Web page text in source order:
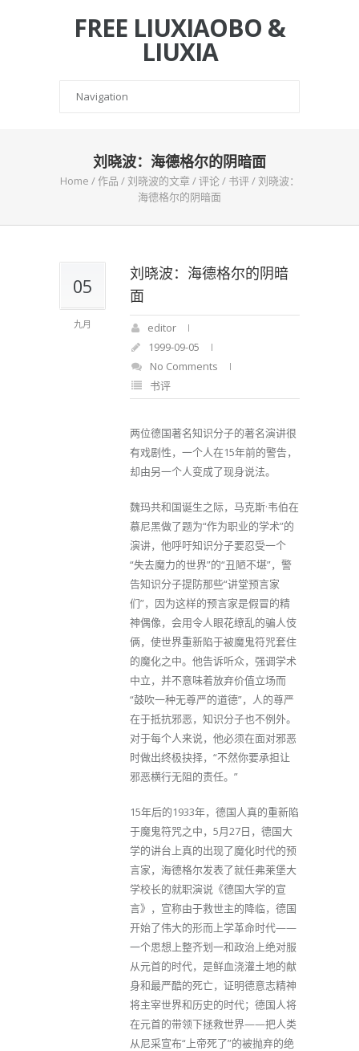
FREE LIUXIAOBO &
LIUXIA
刘晓波：海德格尔的阴暗面
Home /作品 /刘晓波的文章/评论/ 书评/刘晓波：
海德格尔的阴暗面
05
九月
刘晓波：海德格尔的阴暗
面
editor
1999-09-05
No Comments
书评
两位德国著名知识分子的著名演讲很
有戏剧性，一个人在15年前的警告，
却由另一个人变成了现身说法。
魏玛共和国诞生之际，马克斯·韦伯在
慕尼黑做了题为“作为职业的学术”的
演讲，他呼吁知识分子要忍受一个
“失去魔力的世界”的“丑陋不堪”，警
告知识分子提防那些“讲堂预言家
们”，因为这样的预言家是假冒的精
神偶像，会用令人眼花缭乱的骗人伎
俩，使世界重新陷于被魔鬼符咒套住
的魔化之中。他告诉听众，强调学术
中立，并不意味着放弃价值立场而
“鼓吹一种无尊严的道德”，人的尊严
在于抵抗邪恶，知识分子也不例外。
对于每个人来说，他必须在面对邪恶
时做出终极抉择，“不然你要承担让
邪恶横行无阻的责任。”
15年后的1933年，德国人真的重新陷
于魔鬼符咒之中，5月27日，德国大
学的讲台上真的出现了魔化时代的预
言家，海德格尔发表了就任弗莱堡大
学校长的就职演说《德国大学的宣
言》，宣称由于救世主的降临，德国
开始了伟大的形而上学革命时代——
一个思想上整齐划一和政治上绝对服
从元首的时代，是鲜血浇灌土地的献
身和最严酷的死亡，证明德意志精神
将主宰世界和历史的时代；德国人将
在元首的带领下拯救世界——把人类
从尼采宣布“上帝死了”的被抛弃的绝